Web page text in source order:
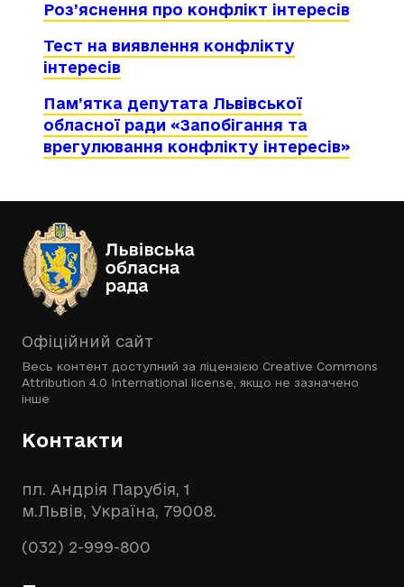
Роз’яснення про конфлікт інтересів
Тест на виявлення конфлікту
інтересів
Пам’ятка депутата Львівської
обласної ради «Запобігання та
врегулювання конфлікту інтересів»
Офіційний сайт
Весь контент доступний за ліцензією Creative Commons
Attribution 4.0 International license , якщо не зазначено
інше
Контакти
пл. Андрія Парубія, 1
м.Львів, Україна, 79008.
(032) 2-999-800